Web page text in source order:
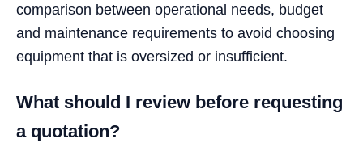
comparison between operational needs, budget
and maintenance requirements to avoid choosing
equipment that is oversized or insufficient.
What should I review before requesting
a quotation?